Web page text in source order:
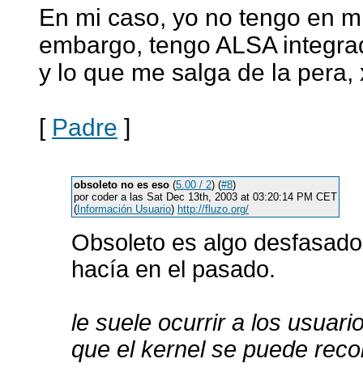
En mi caso, yo no tengo en
embargo, tengo ALSA
y lo que me salga de la pera,
[ Padre ]
obsoleto no es eso (5.00 / 2) (#8)
por coder a las Sat Dec 13th, 2003 at 03:20:14 PM CET
( Información Usuario) http://fluzo.org/
Obsoleto es algo
hacía en el pasado.
le suele ocurrir a los
que el kernel se puede